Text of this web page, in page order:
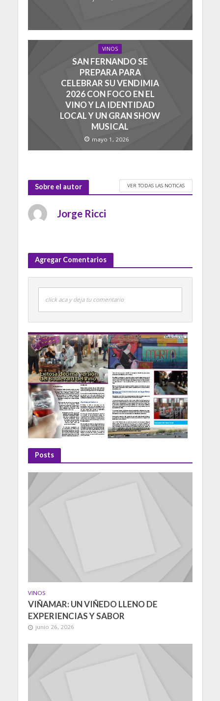
VINOS
SAN FERNANDO SE
PREPARA PARA
CELEBRAR SU VENDIMIA
2026 CON FOCO EN EL
VINO Y LA IDENTIDAD
LOCAL Y UN GRAN SHOW
MUSICAL
mayo 1, 2026
Sobre el autor VER TODAS LAS NOTICAS
Jorge Ricci
Agregar Comentarios
click aca y deja tu comentario
Posts
VINOS
VIÑAMAR: UN VIÑEDO LLENO DE
EXPERIENCIAS Y SABOR
junio 26, 2026